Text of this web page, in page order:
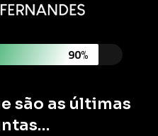
90%
são as últimas